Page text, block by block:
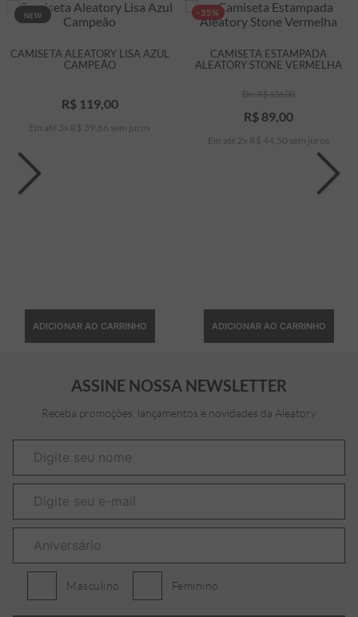
NEW
CAMISETA ALEATORY LISA AZUL
CAMPEÃO
R$ 119,00
Em até 3 x R$ 39 66 sem juros
ADICIONAR AO CARRINHO
-35%
CAMISETA ESTAMPADA
ALEATORY STONE VERMELHA
R$136,00
R$ 89,00
Em até 2 x R$ 44 50 sem juros
ADICIONAR AO CARRINHO
ASSINE NOSSA NEWSLETTER
Receba promoções, lançamentos e novidades da Aleatory
Masculino Feminino